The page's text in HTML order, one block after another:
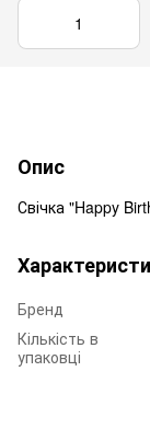
Опис
Свічка "Happy
Бренд
Кількість в
упаковці